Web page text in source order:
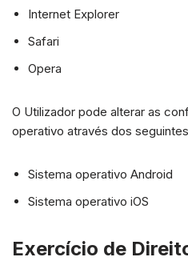
Internet Explorer
Safari
Opera
O Utilizador pode alterar as
operativo através dos
Sistema operativo Android
Sistema operativo iOS
Exercício de